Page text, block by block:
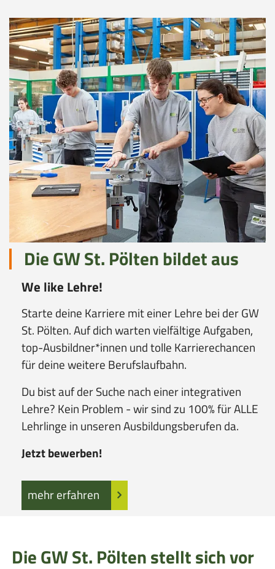
Die GW St. Pölten bildet aus
We like Lehre!
Starte deine Karriere mit einer Lehre bei der GW
St. Pölten. Auf dich warten vielfältige Aufgaben,
top-Ausbildner*innen und tolle Karrierechancen
für deine weitere Berufslaufbahn.
Du bist auf der Suche nach einer integrativen
Lehre? Kein Problem - wir sind zu 100% für ALLE
Lehrlinge in unseren Ausbildungsberufen da.
Jetzt bewerben!
mehr erfahren
Die GW St. Pölten stellt sich vor